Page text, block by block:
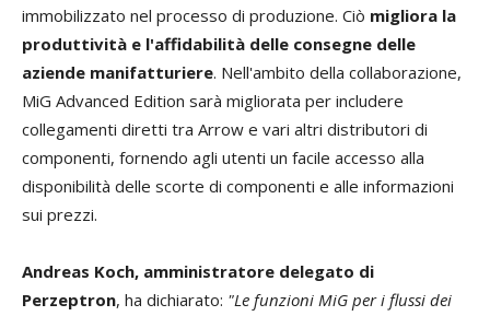
immobilizzato nel processo di produzione. Ciò migliora la
produttività e l'affidabilità delle consegne delle
aziende manifatturiere. Nell'ambito della collaborazione,
MiG Advanced Edition sarà migliorata per includere
collegamenti diretti tra Arrow e vari altri distributori di
componenti, fornendo agli utenti un facile accesso alla
disponibilità delle scorte di componenti e alle informazioni
sui prezzi.
Andreas Koch, amministratore delegato di
Perzeptron, ha dichiarato: "Le funzioni MiG per i flussi dei